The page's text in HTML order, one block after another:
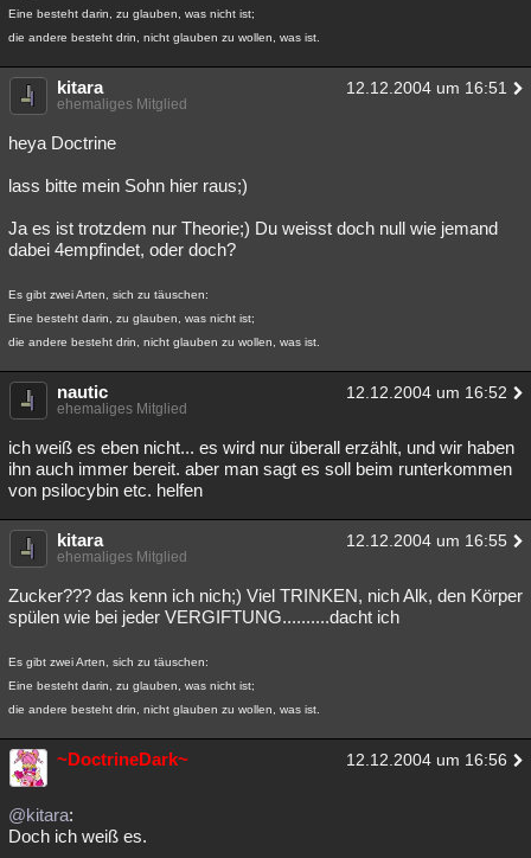
Eine besteht darin, zu glauben, was nicht ist;
die andere besteht drin, nicht glauben zu wollen, was ist.
kitara 12.12.2004 um 16:51
ehemaliges Mitglied
heya Doctrine
lass bitte mein Sohn hier raus;)
Ja es ist trotzdem nur Theorie;) Du weisst doch null wie jemand
dabei 4empfindet, oder doch?
Es gibt zwei Arten, sich zu täuschen:
Eine besteht darin, zu glauben, was nicht ist;
die andere besteht drin, nicht glauben zu wollen, was ist.
nautic 12.12.2004 um 16:52
ehemaliges Mitglied
ich weiß es eben nicht... es wird nur überall erzählt, und wir haben
ihn auch immer bereit. aber man sagt es soll beim runterkommen
von psilocybin etc. helfen
kitara 12.12.2004 um 16:55
ehemaliges Mitglied
Zucker??? das kenn ich nich;) Viel TRINKEN, nich Alk, den Körper
spülen wie bei jeder VERGIFTUNG..........dacht ich
Es gibt zwei Arten, sich zu täuschen:
Eine besteht darin, zu glauben, was nicht ist;
die andere besteht drin, nicht glauben zu wollen, was ist.
~DoctrineDark~ 12.12.2004 um 16:56
@kitara:
Doch ich weiß es.